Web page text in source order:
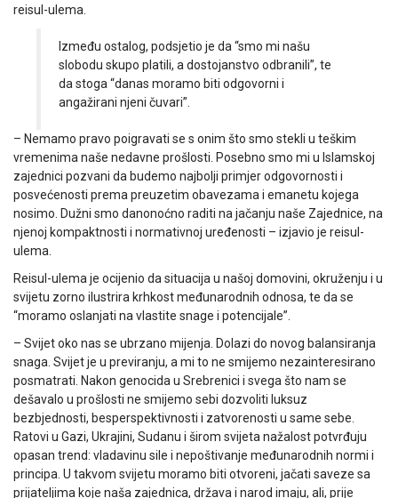
reisul-ulema.
Između ostalog, podsjetio je da “smo mi našu
slobodu skupo platili, a dostojanstvo odbranili”, te
da stoga “danas moramo biti odgovorni i
angažirani njeni čuvari”.
– Nemamo pravo poigravati se s onim što smo stekli u teškim
vremenima naše nedavne prošlosti. Posebno smo mi u Islamskoj
zajednici pozvani da budemo najbolji primjer odgovornosti i
posvećenosti prema preuzetim obavezama i emanetu kojega
nosimo. Dužni smo danonoćno raditi na jačanju naše Zajednice, na
njenoj kompaktnosti i normativnoj uređenosti – izjavio je reisul-
ulema.
Reisul-ulema je ocijenio da situacija u našoj domovini, okruženju i u
svijetu zorno ilustrira krhkost međunarodnih odnosa, te da se
“moramo oslanjati na vlastite snage i potencijale”.
– Svijet oko nas se ubrzano mijenja. Dolazi do novog balansiranja
snaga. Svijet je u previranju, a mi to ne smijemo nezainteresirano
posmatrati. Nakon genocida u Srebrenici i svega što nam se
dešavalo u prošlosti ne smijemo sebi dozvoliti luksuz
bezbjednosti, besperspektivnosti i zatvorenosti u same sebe.
Ratovi u Gazi, Ukrajini, Sudanu i širom svijeta nažalost potvrđuju
opasan trend: vladavinu sile i nepoštivanje međunarodnih normi i
principa. U takvom svijetu moramo biti otvoreni, jačati saveze sa
prijateljima koje naša zajednica, država i narod imaju, ali, prije